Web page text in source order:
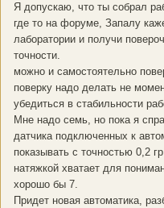
Я допускаю, что ты собрал
где то на форуме, Запалу
лаборатории и получи
точности.
можно и самостоятельно
поверку надо делать не
убедиться в стабильности
Мне надо семь, но пока я
датчика подключенных к
показывать с точностью 0,2
натяжкой хватает для
хорошо бы 7.
Придет новая автоматика,